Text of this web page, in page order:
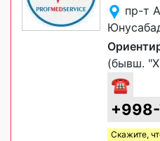
пр-т
(бывш.
☎
Скажите,